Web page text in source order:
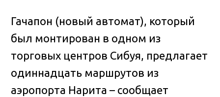
Гачапон (новый автомат), который
был монтирован в одном из
торговых центров Сибуя, предлагает
одиннадцать маршрутов из
аэропорта Нарита – сообщает